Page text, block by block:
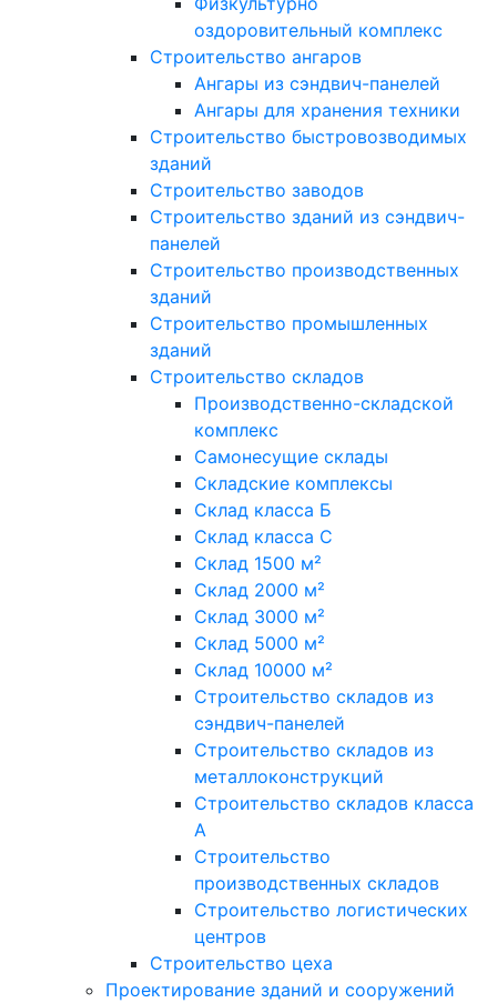
оздоровительный комплекс
Строительство ангаров
Ангары из сэндвич-панелей
Ангары для хранения техники
Строительство быстровозводимых
зданий
Строительство заводов
Строительство зданий из сэндвич-
панелей
Строительство производственных
зданий
Строительство промышленных
зданий
Строительство складов
Производственно-складской
комплекс
Самонесущие склады
Складские комплексы
Склад класса Б
Склад класса С
Склад 1500 м²
Склад 2000 м²
Склад 3000 м²
Склад 5000 м²
Склад 10000 м²
Строительство складов из
сэндвич-панелей
Строительство складов из
металлоконструкций
Строительство складов класса
А
Строительство
производственных складов
Строительство логистических
центров
Строительство цеха
Проектирование зданий и сооружений